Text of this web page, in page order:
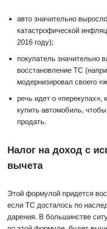
авто значительно
катастрофической
2016 году);
покупатель значительно
восстановление ТС
модернизировал своего
речь идет о «перекупах»,
купить автомобиль,
продать.
Налог на доход с
вычета
Этой формулой придется
если ТС досталось по
дарения. В большинстве